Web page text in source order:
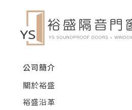
公司簡介
關於裕盛
裕盛沿革